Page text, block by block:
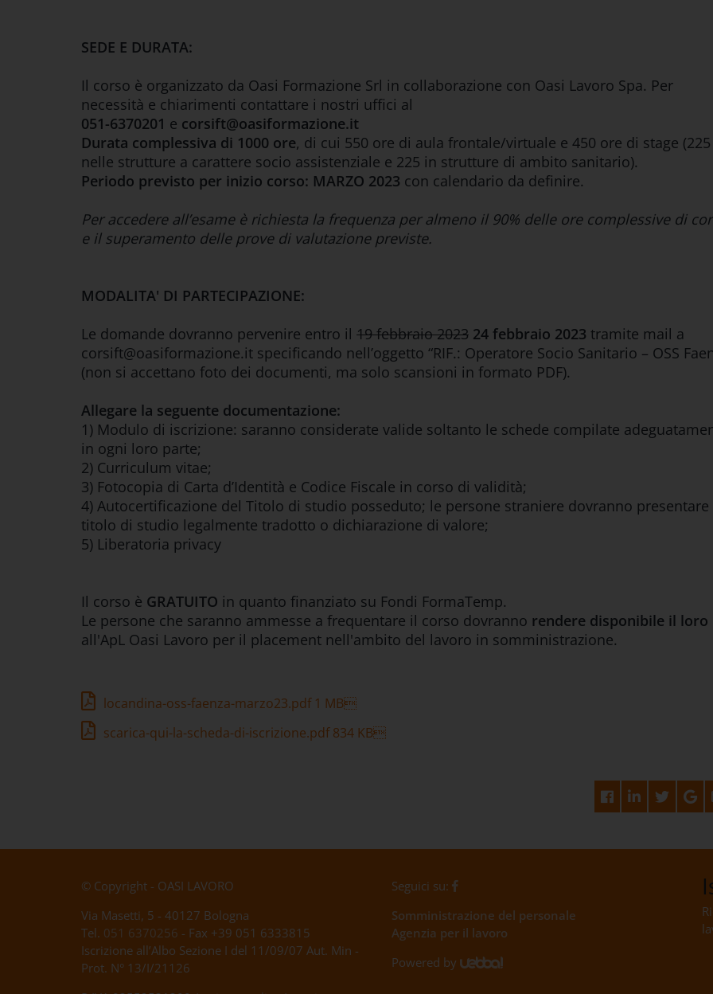
SEDE E DURATA:
Il corso è organizzato da Oasi Formazione Srl in collaborazione con Oasi Lavoro Spa. Per
necessità e chiarimenti contattare i nostri uffici al
051-6370201 e corsift@oasiformazione.it
Durata complessiva di 1000 ore, di cui 550 ore di aula frontale/virtuale e 450 ore di stage (225
nelle strutture a carattere socio assistenziale e 225 in strutture di ambito sanitario).
Periodo previsto per inizio corso: MARZO 2023 con calendario da definire.
Per accedere all’esame è richiesta la frequenza per almeno il 90% delle ore complessive di
e il superamento delle prove di valutazione previste.
MODALITA' DI PARTECIPAZIONE:
Le domande dovranno pervenire entro il 19 febbraio 2023 24 febbraio 2023 tramite mail a
corsift@oasiformazione.it specificando nell’oggetto “RIF.: Operatore Socio Sanitario – OSS
(non si accettano foto dei documenti, ma solo scansioni in formato PDF).
Allegare la seguente documentazione:
1) Modulo di iscrizione: saranno considerate valide soltanto le schede compilate
in ogni loro parte;
2) Curriculum vitae;
3) Fotocopia di Carta d’Identità e Codice Fiscale in corso di validità;
4) Autocertificazione del Titolo di studio posseduto; le persone straniere dovranno
titolo di studio legalmente tradotto o dichiarazione di valore;
5) Liberatoria privacy
Il corso è GRATUITO in quanto finanziato su Fondi FormaTemp.
Le persone che saranno ammesse a frequentare il corso dovranno rendere disponibile il loro
all'ApL Oasi Lavoro per il placement nell'ambito del lavoro in somministrazione.
locandina-oss-faenza-marzo23.pdf 1 MB
scarica-qui-la-scheda-di-iscrizione.pdf834 KB
© Copyright - OASI LAVORO
Via Masetti, 5 - 40127 Bologna
Tel. 051 6370256 - Fax +39 051 6333815
Iscrizione all’Albo Sezione I del 11/09/07 Aut. Min -
Prot. N° 13/I/21126
Seguici su:
Somministrazione del personale
Agenzia per il lavoro
Powered by